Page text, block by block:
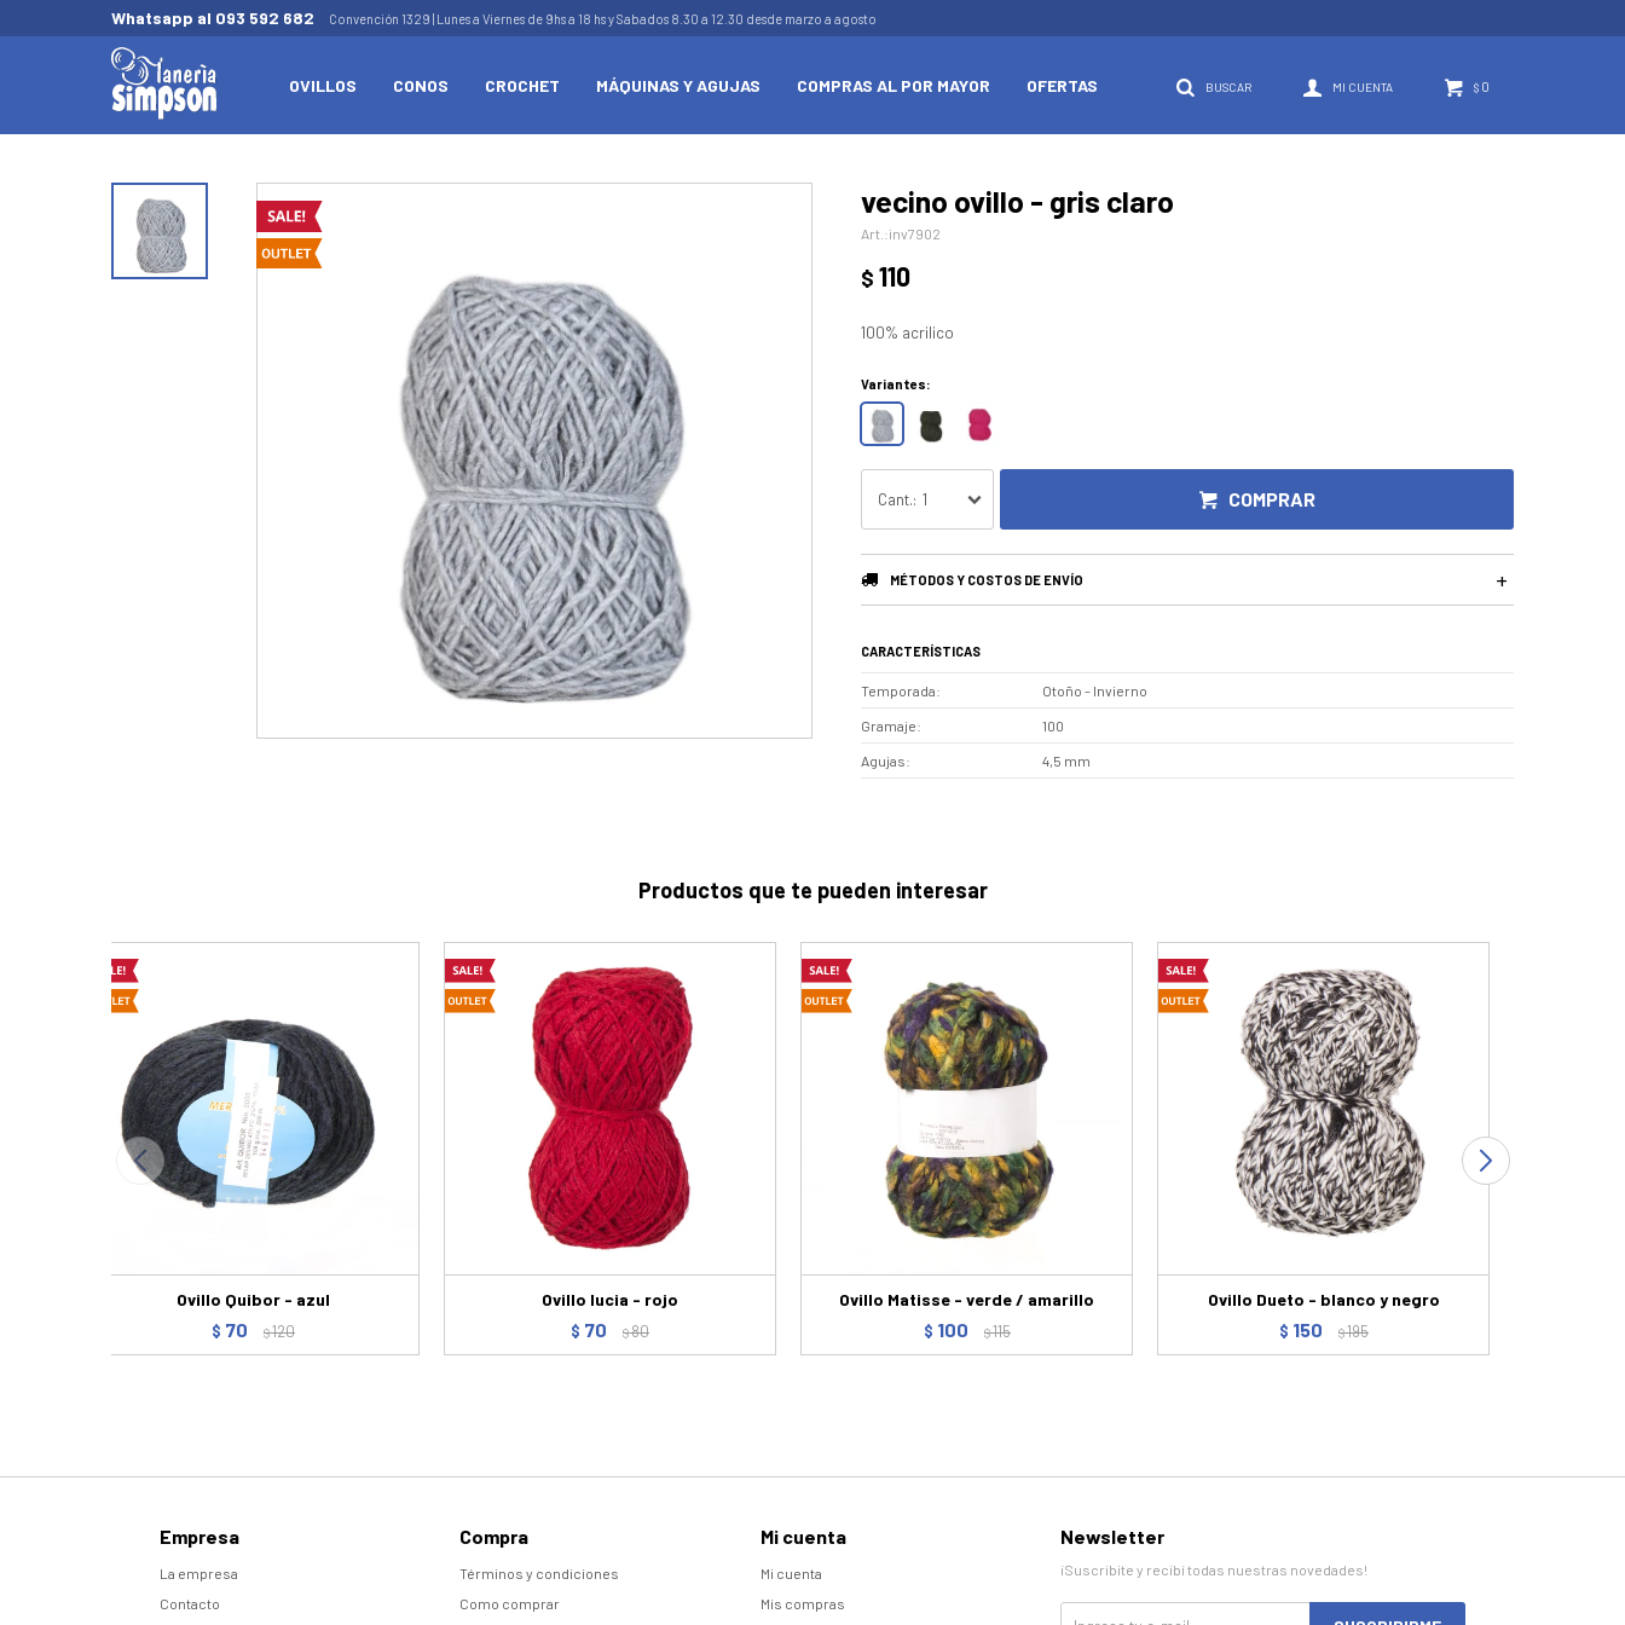
OVILLOS CONOS CROCHET MÁQUINAS Y AGUJAS COMPRAS AL POR MAYOR OFERTAS $ 0
Whatsapp al 093 592 682 Convención 1329 | Lunes a Viernes de 9hs a 18 hs y Sabados 8.30 a 12.30 desde marzo a agosto
vecino ovillo - gris claro
inv7902
$ 110
100% acrilico
Variantes:
1 COMPRAR
MÉTODOS Y COSTOS DE ENVÍO
CARACTERÍSTICAS
Temporada Otoño - Invierno
Gramaje 100
Agujas 4,5 mm
Productos que te pueden interesar
Ovillo Quibor - azul
$ 70 $120
Ovillo lucia - rojo
$ 70 $80
Ovillo Matisse - verde / amarillo
$ 100 $115
Ovillo Dueto - blanco y negro
$ 150 $195
Empresa
La empresa
Contacto
Compra
Términos y condiciones
Como comprar
Mi cuenta
Mi cuenta
Mis compras
Newsletter
¡Suscribite y recibí todas nuestras novedades!